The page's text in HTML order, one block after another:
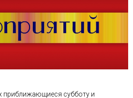
приближающиеся субботу и